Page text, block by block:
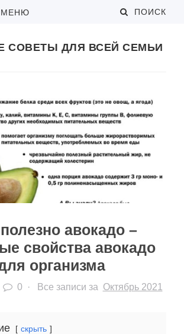
МЕНЮ ПОИСК
СОВЕТЫ ДЛЯ ВСЕЙ СЕМЬИ
авокадо –
свойства авокадо
организма
0 · Все записи за Октябрь 2021
скрыть